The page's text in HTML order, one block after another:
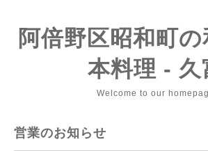
阿倍野区昭和町の
本料理 - 久
Welcome to our
営業のお知らせ